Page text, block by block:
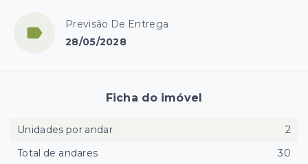
Previsão De Entrega
28/05/2028
Ficha do imóvel
Unidades por andar
2
Total de andares
30